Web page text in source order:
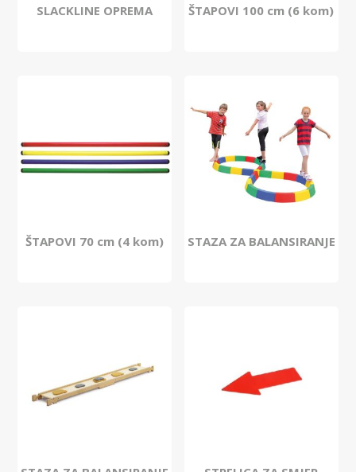
SLACKLINE OPREMA ŠTAPOVI 100 cm (6 kom)
ŠTAPOVI 70 cm (4 kom) STAZA ZA BALANSIRANJE